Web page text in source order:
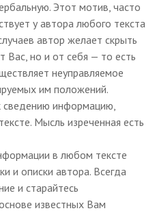
Этот мотив, часто
у автора любого текста
автор желает скрыть
Вас, но и от себя — то есть
неуправляемое
им положений.
сведению информацию,
Мысль изреченная есть
в любом тексте
и описки автора. Всегда
и старайтесь
известных Вам